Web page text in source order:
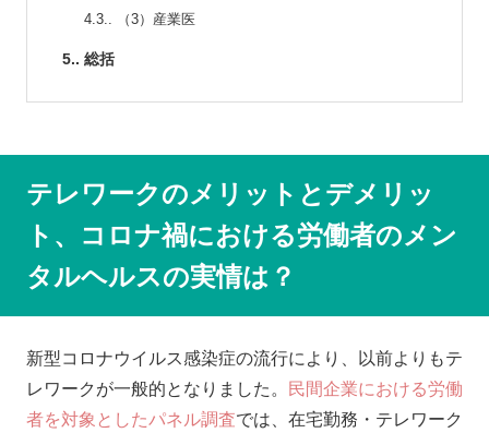
4.3.
（3）産業医
5. 総括
テレワークのメリットとデメリッ
ト、コロナ禍における労働者のメン
タルヘルスの実情は？
新型コロナウイルス感染症の流行により、以前よりもテ
レワークが一般的となりました。
民間企業における労働
者を対象としたパネル調査では、在宅勤務・テレワーク